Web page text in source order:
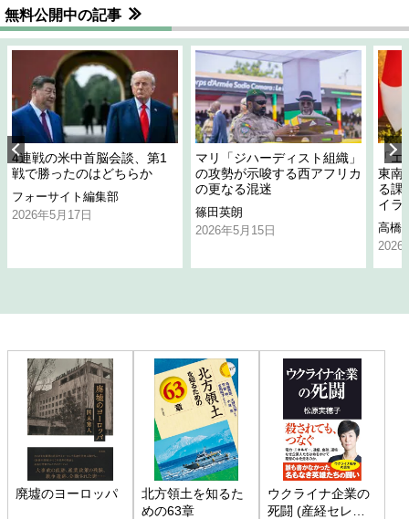
無料公開中の記事
4連戦の米中首脳会談、第1
戦で勝ったのはどちらか
フォーサイト編集部
2026年5月17日
マリ「ジハーディスト組織」
の攻勢が示唆する西アフリカ
の更なる混迷
篠田英朗
2026年5月15日
「
東南
る課
イラ
高橋
2026
廃墟のヨーロッパ
北方領土を知るた
めの63章
ウクライナ企業の
死闘 (産経セレク